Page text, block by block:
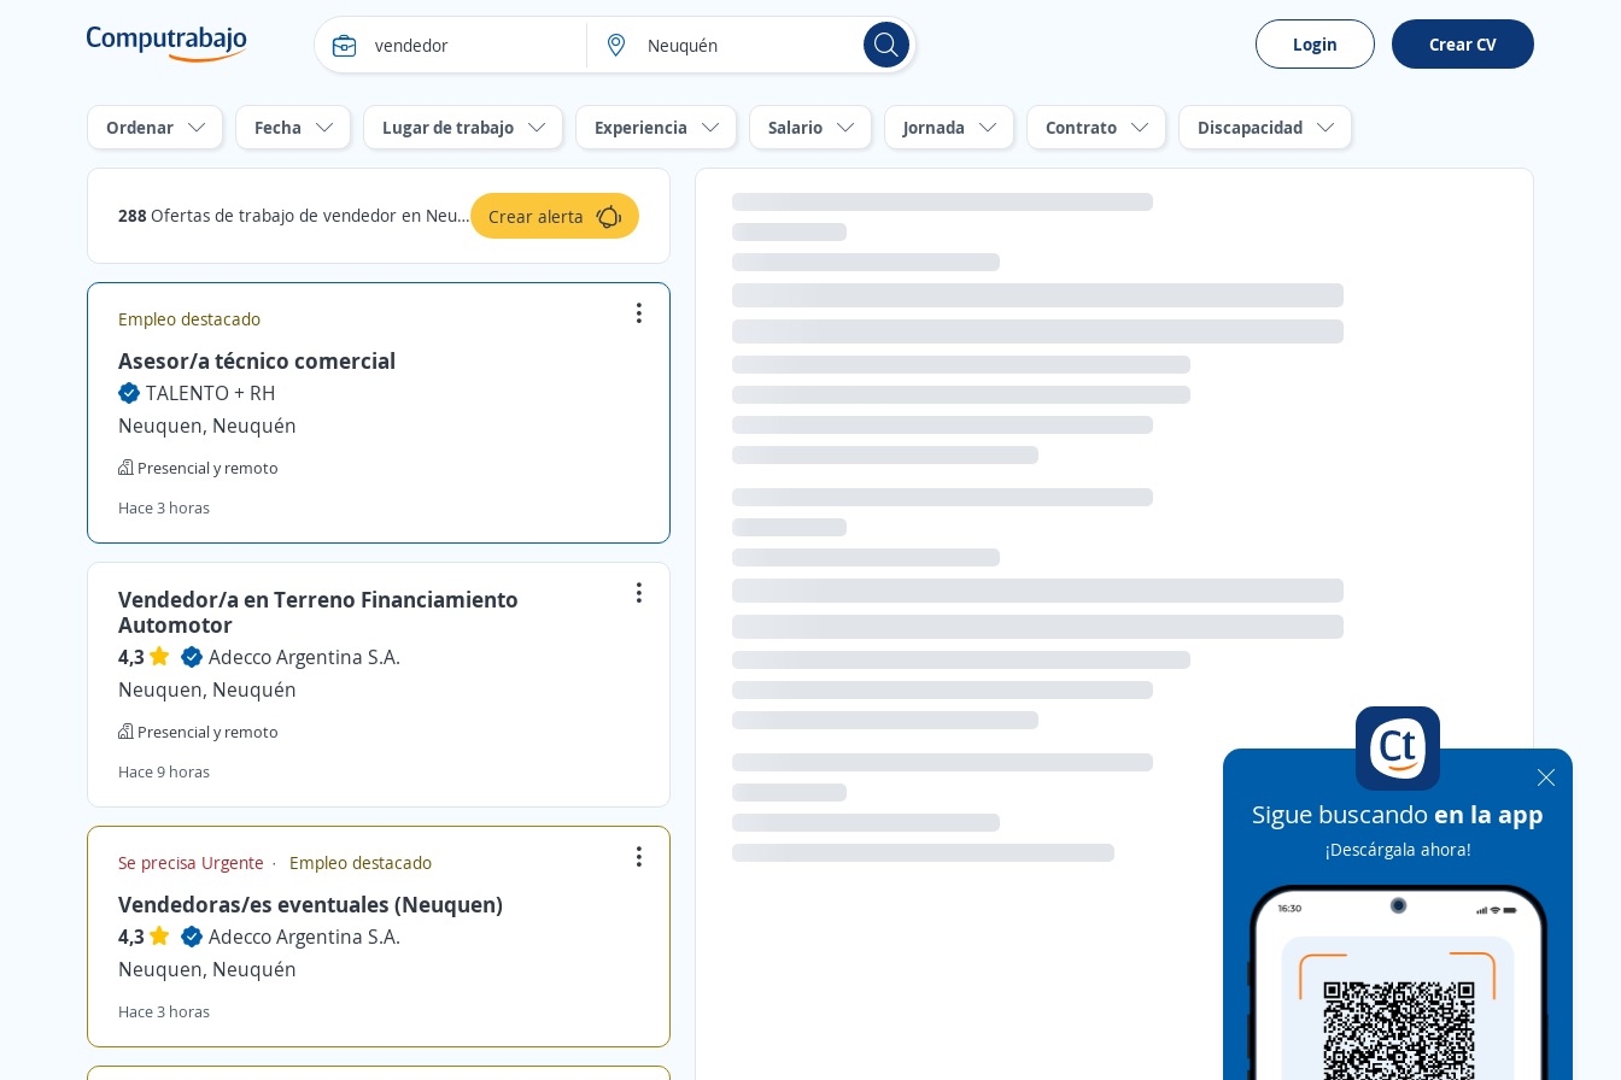
Login Crear CV
Ordenar Fecha Lugar de trabajo Experiencia Salario Jornada Contrato Discapacidad
288 Ofertas de trabajo de vendedor en Neuquén Crear alerta
Empleo destacado
Asesor/a técnico comercial
TALENTO + RH
Neuquen, Neuquén
Presencial y remoto
Hace 3 horas
Vendedor/a en Terreno Financiamiento
Automotor
4,3
Adecco Argentina S.A.
Neuquen, Neuquén
Presencial y remoto
Hace 9 horas
Se precisa Urgente Empleo destacado
Vendedoras/es eventuales (Neuquen)
4,3
Adecco Argentina S.A.
Neuquen, Neuquén
Hace 3 horas
Sigue buscando en la app
¡Descárgala ahora!